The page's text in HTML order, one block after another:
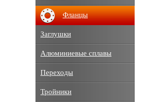
Фланцы
Заглушки
Алюминиевые сплавы
Переходы
Тройники